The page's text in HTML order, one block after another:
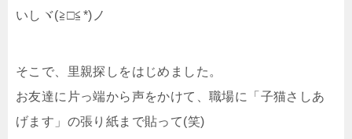
いしヾ(≧□≦*)ノ
そこで、里親探しをはじめました。
お友達に片っ端から声をかけて、職場に「子猫さしあ
げます」の張り紙まで貼って(笑)